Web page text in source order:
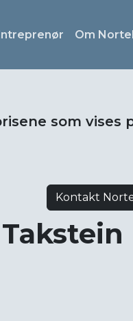
Om
som vises
Kontakt